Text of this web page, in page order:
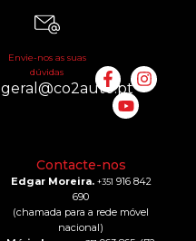
Contacte-nos
Edgar Moreira. +351 916 842
690
(chamada para a rede móvel
nacional)
Envie-nos as suas
dúvidas
geral@co2auto.pt